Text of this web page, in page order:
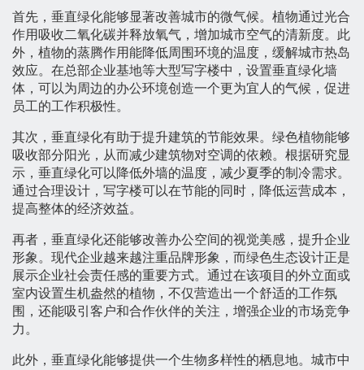
首先，垂直绿化能够显著改善城市的微气候。植物通过光合
作用吸收二氧化碳并释放氧气，增加城市空气的清新度。此
外，植物的蒸腾作用能降低周围环境的温度，缓解城市热岛
效应。在总部企业基地等大型写字楼中，设置垂直绿化墙
体，可以为周边的办公环境创造一个更为宜人的气候，促进
员工的工作积极性。
其次，垂直绿化有助于提升建筑的节能效果。绿色植物能够
吸收部分阳光，从而减少建筑物对空调的依赖。根据研究显
示，垂直绿化可以降低外墙的温度，减少夏季的制冷需求。
通过合理设计，写字楼可以在节能的同时，降低运营成本，
提高整体的经济效益。
再者，垂直绿化还能够改善办公空间的视觉美感，提升企业
形象。现代企业越来越注重品牌形象，而绿色生态设计正是
展示企业社会责任感的重要方式。通过在该项目的外立面或
室内设置生机盎然的植物，不仅营造出一个舒适的工作氛
围，还能吸引客户和合作伙伴的关注，增强企业的市场竞争
力。
此外，垂直绿化能够提供一个生物多样性的栖息地。城市中